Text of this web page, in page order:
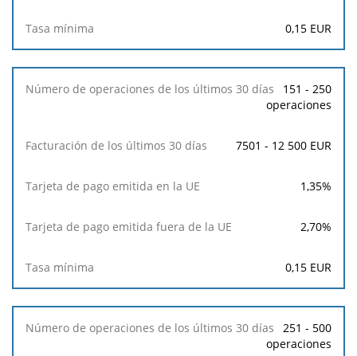
de
pago
emitida
fuera
de
mínima
0,15 EUR
151 - 250
operaciones
7501 - 12 500 EUR
1,35%
2,70%
0,15 EUR
251 - 500
operaciones